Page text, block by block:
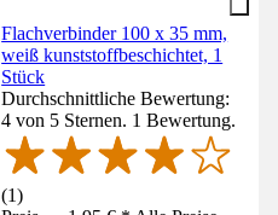
Flachverbinder 100 x 35 mm,
weiß kunststoffbeschichtet, 1
Stück
Durchschnittliche Bewertung:
4 von 5 Sternen. 1 Bewertung.
(1)